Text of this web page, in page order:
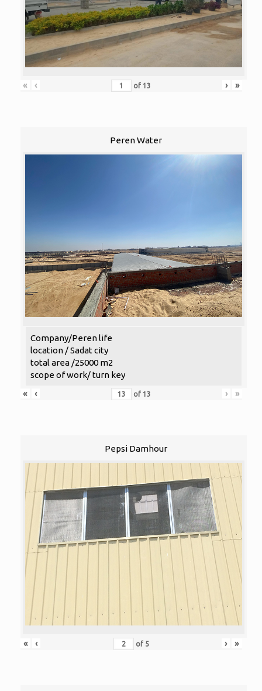
« ‹ of 13 › »
Peren Water
Company/Peren life
location / Sadat city
total area /25000 m2
scope of work/ turn key
«
‹ of 13 › »
Pepsi Damhour
« ‹ of 5 › »